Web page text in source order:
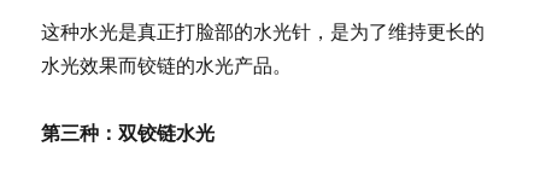
这种水光是真正打脸部的水光针， 是为了维持更长的
水光效果而铰链的水光产品。
第三种：双铰链水光